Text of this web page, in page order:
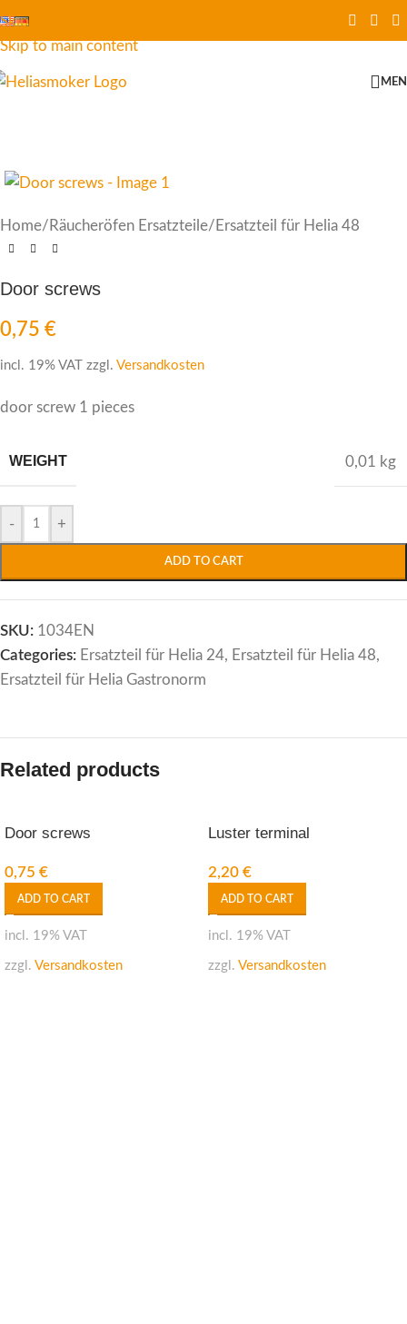
Skip to navigation
Skip to main content
Home/ Räucheröfen Ersatzteile/ Ersatzteil für Helia 48
Door screws
0,75 €
incl. 19% VAT zzgl. Versandkosten
door screw 1 pieces
WEIGHT 0,01 kg
- +
ADD TO CART
Alternative:
SKU: 1034EN
Categories: Ersatzteil für Helia 24, Ersatzteil für Helia 48,
Ersatzteil für Helia Gastronorm
Related products
Door screws
0,75 €
ADD TO CART
incl. 19% VAT
zzgl. Versandkosten
Luster terminal
2,20 €
ADD TO CART
incl. 19% VAT
zzgl. Versandkosten